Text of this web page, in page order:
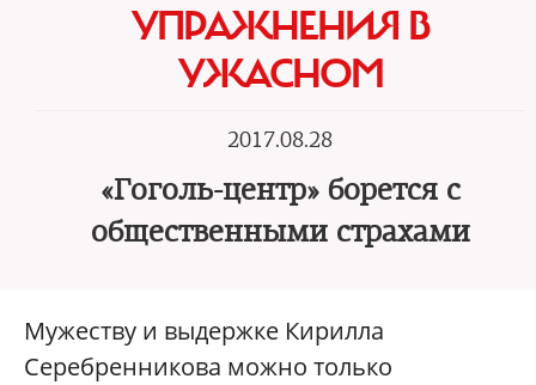
УПРАЖНЕНИЯ В
УЖАСНОМ
2017.08.28
«Гоголь-центр» борется с
общественными страхами
Мужеству и выдержке Кирилла
Серебренникова можно только